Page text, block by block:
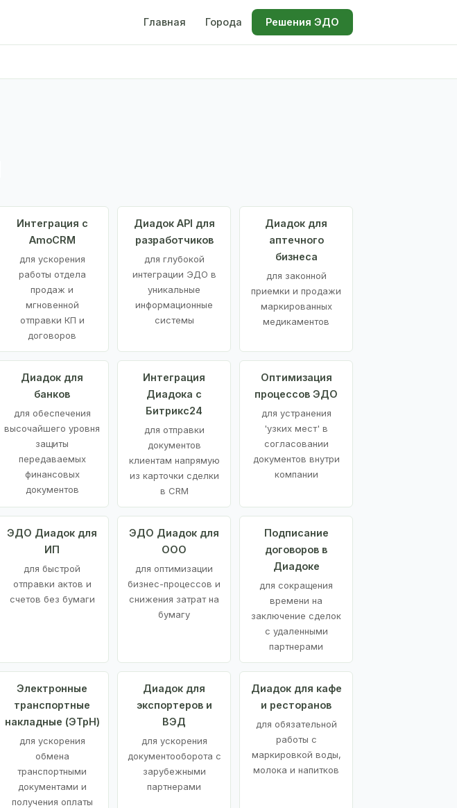
Главная Города Решения ЭДО
Интеграция с
AmoCRM
для ускорения
работы отдела
продаж и
мгновенной
отправки КП и
договоров
Диадок API для
разработчиков
для глубокой
интеграции ЭДО в
уникальные
информационные
системы
Диадок для
аптечного
бизнеса
для законной
приемки и продажи
маркированных
медикаментов
Диадок для
банков
для обеспечения
высочайшего уровня
защиты
передаваемых
финансовых
документов
Интеграция
Диадока с
Битрикс24
для отправки
документов
клиентам напрямую
из карточки сделки
в CRM
Оптимизация
процессов ЭДО
для устранения
'узких мест' в
согласовании
документов внутри
компании
ЭДО Диадок для
ИП
для быстрой
отправки актов и
счетов без бумаги
ЭДО Диадок для
ООО
для оптимизации
бизнес-процессов и
снижения затрат на
бумагу
Подписание
договоров в
Диадоке
для сокращения
времени на
заключение сделок
с удаленными
партнерами
Электронные
транспортные
накладные (ЭТрН)
для ускорения
обмена
транспортными
документами и
получения оплаты
Диадок для
экспортеров и
ВЭД
для ускорения
документооборота с
зарубежными
партнерами
Диадок для кафе
и ресторанов
для обязательной
работы с
маркировкой воды,
молока и напитков